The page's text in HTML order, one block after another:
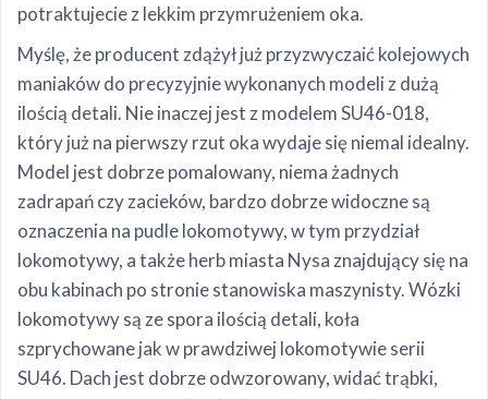
potraktujecie z lekkim przymrużeniem oka.
Myślę, że producent zdążył już przyzwyczaić kolejowych
maniaków do precyzyjnie wykonanych modeli z dużą
ilością detali. Nie inaczej jest z modelem SU46-018,
który już na pierwszy rzut oka wydaje się niemal idealny.
Model jest dobrze pomalowany, niema żadnych
zadrapań czy zacieków, bardzo dobrze widoczne są
oznaczenia na pudle lokomotywy, w tym przydział
lokomotywy, a także herb miasta Nysa znajdujący się na
obu kabinach po stronie stanowiska maszynisty. Wózki
lokomotywy są ze spora ilością detali, koła
szprychowane jak w prawdziwej lokomotywie serii
SU46. Dach jest dobrze odwzorowany, widać trąbki,